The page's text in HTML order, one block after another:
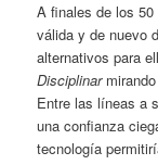
A finales de los
válida y de nuevo
alternativos para
Disciplinarmirando
Entre las líneas a
una confianza
tecnología